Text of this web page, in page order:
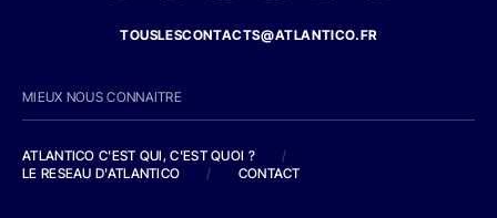
TOUSLESCONTACTS@ATLANTICO.FR
MIEUX NOUS CONNAITRE
ATLANTICO C'EST QUI, C'EST QUOI ?
/
LE RESEAU D'ATLANTICO
/ CONTACT